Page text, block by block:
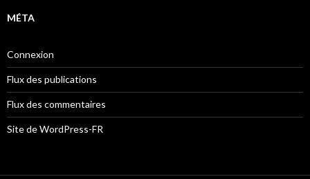
MÉTA
Connexion
Flux des publications
Flux des commentaires
Site de WordPress-FR